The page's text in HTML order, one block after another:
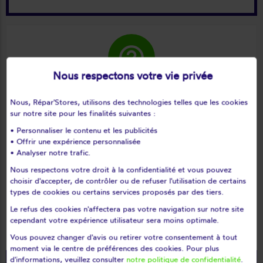
help_outline
J'ai un
problème
matériel
Nous vous aidons à en savoir plus keyboard_arrow_right
Nous respectons votre vie privée
Nous, Répar'Stores, utilisons des technologies telles que les cookies
sur notre site pour les finalités suivantes :
• Personnaliser le contenu et les publicités
• Offrir une expérience personnalisée
• Analyser notre trafic.
Nous respectons votre droit à la confidentialité et vous pouvez
choisir d'accepter, de contrôler ou de refuser l'utilisation de certains
types de cookies ou certains services proposés par des tiers.
Le refus des cookies n'affectera pas votre navigation sur notre site
cependant votre expérience utilisateur sera moins optimale.
Vous pouvez changer d'avis ou retirer votre consentement à tout
moment via le centre de préférences des cookies. Pour plus
d'informations, veuillez consulter notre politique de confidentialité.